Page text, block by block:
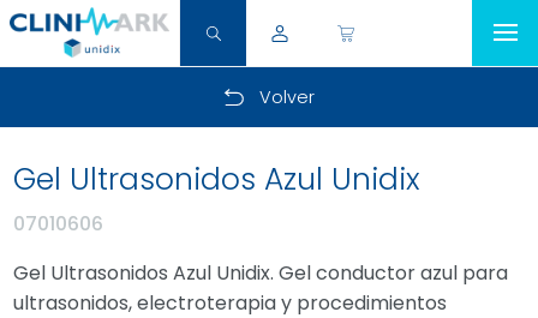
Volver
Gel Ultrasonidos Azul Unidix
07010606
Gel Ultrasonidos Azul Unidix. Gel conductor azul para
ultrasonidos, electroterapia y procedimientos